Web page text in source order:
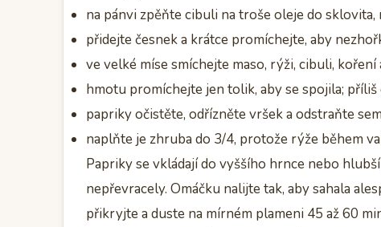
na pánvi zpěňte cibuli na troše oleje do sklovita,
přidejte česnek a krátce promíchejte, aby
ve velké míse smíchejte maso, rýži, cibuli, koření
hmotu promíchejte jen tolik, aby se spojila;
papriky očistěte, odřízněte vršek a odstraňte
naplňte je zhruba do 3/4, protože rýže během
Papriky se vkládají do vyššího hrnce nebo
nepřevracely. Omáčku nalijte tak, aby sahala
přikryjte a duste na mírném plameni 45 až 60